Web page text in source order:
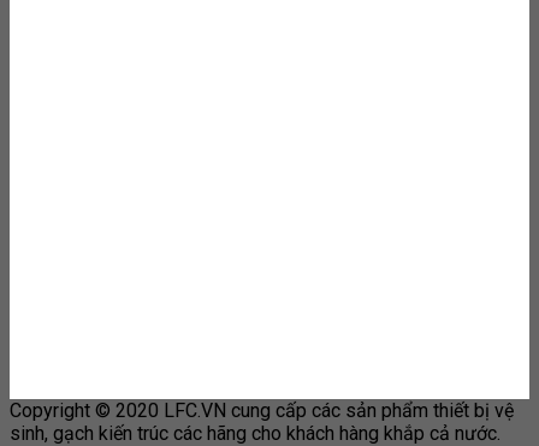
Copyright © 2020 LFC.VN cung cấp các sản phẩm thiết bị vệ
sinh, gạch kiến trúc các hãng cho khách hàng khắp cả nước.